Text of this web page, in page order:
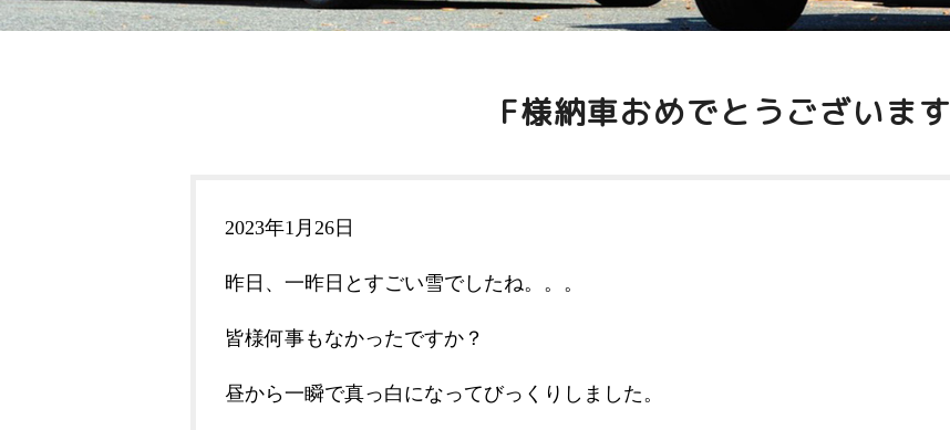
F様納車おめでとうございます
2023年1月26日
昨日、一昨日とすごい雪でしたね。。。
皆様何事もなかったですか？
昼から一瞬で真っ白になってびっくりしました。